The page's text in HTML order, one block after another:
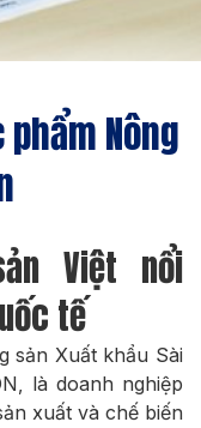
Nông
Việt nổi
tế
sản Xuất khẩu Sài
là doanh nghiệp
xuất và chế biến